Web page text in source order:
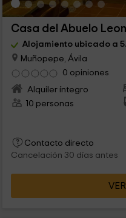
Casa del Abuelo
Alojamiento ubicado a
Muñopepe, Ávila
0 opiniones
Alquiler íntegro
10 personas
Contacto directo
Cancelación 30 días antes